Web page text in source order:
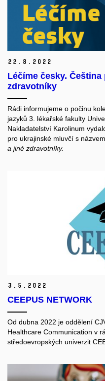
22. 8. 2022
Léčíme česky.
zdravotníky
Rádi informujeme o počinu
jazyků 3. lékařské fakulty
Nakladatelství Karolinum
pro ukrajinské mluvčí s názvem
a jiné zdravotníky.
3. 5. 2022
CEEPUS NETWORK
Od dubna 2022 je oddělení
Healthcare Communication v
středoevropských univerzit